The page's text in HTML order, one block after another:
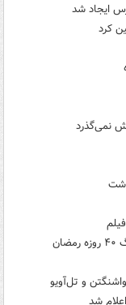
کرد
نمی‌گذرد
و تل‌آویو
شد